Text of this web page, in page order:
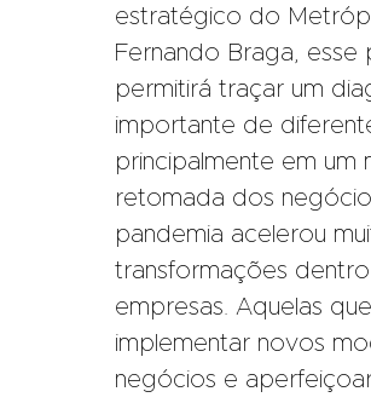
estratégico do
Fernando Braga, esse
permitirá traçar um
importante de
principalmente em um
retomada dos
pandemia acelerou
transformações
empresas. Aquelas
implementar novos
negócios e